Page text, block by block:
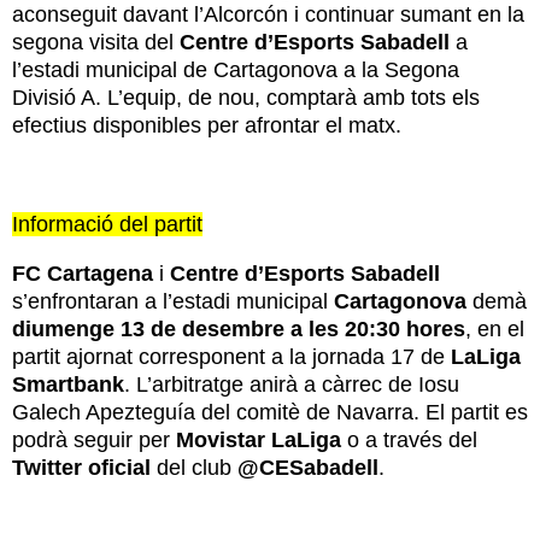
aconseguit davant l’Alcorcón i continuar sumant en la
segona visita del Centre d’Esports Sabadell a
l’estadi municipal de Cartagonova a la Segona
Divisió A. L’equip, de nou, comptarà amb tots els
efectius disponibles per afrontar el matx.
Informació del partit
FC Cartagena i Centre d’Esports Sabadell
s’enfrontaran a l’estadi municipal Cartagonova demà
diumenge 13 de desembre a les 20:30 hores, en el
partit ajornat corresponent a la jornada 17 de LaLiga
Smartbank. L’arbitratge anirà a càrrec de Iosu
Galech Apezteguía del comitè de Navarra. El partit es
podrà seguir per Movistar LaLiga o a través del
Twitter oficial del club @CESabadell.